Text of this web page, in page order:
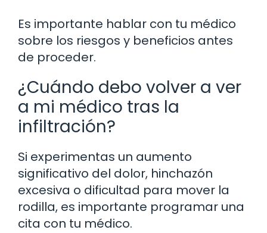
Es importante hablar con tu médico
sobre los riesgos y beneficios antes
de proceder.
¿Cuándo debo volver a ver
a mi médico tras la
infiltración?
Si experimentas un aumento
significativo del dolor, hinchazón
excesiva o dificultad para mover la
rodilla, es importante programar una
cita con tu médico.